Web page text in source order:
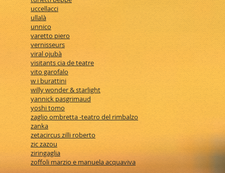
uccellacci
ullalà
unnico
varetto piero
vernisseurs
viral ojubà
visitants cia de teatre
vito garofalo
w i burattini
willy wonder & starlight
yannick pasgrimaud
yoshi tomo
zaglio ombretta -teatro del rimbalzo
zanka
zetacircus zilli roberto
zic zazou
ziringaglia
zoffoli marzio e manuela acquaviva